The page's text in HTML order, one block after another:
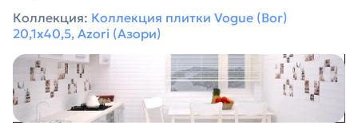
Коллекция: Коллекция плитки Vogue (Вог)
20,1х40,5, Azori (Азори)